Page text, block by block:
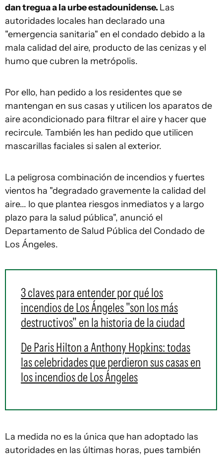
dan tregua a la urbe estadounidense. Las
autoridades locales han declarado una
"emergencia sanitaria" en el condado debido a la
mala calidad del aire, producto de las cenizas y el
humo que cubren la metrópolis.
Por ello, han pedido a los residentes que se
mantengan en sus casas y utilicen los aparatos de
aire acondicionado para filtrar el aire y hacer que
recircule. También les han pedido que utilicen
mascarillas faciales si salen al exterior.
La peligrosa combinación de incendios y fuertes
vientos ha "degradado gravemente la calidad del
aire... lo que plantea riesgos inmediatos y a largo
plazo para la salud pública", anunció el
Departamento de Salud Pública del Condado de
Los Ángeles.
3 claves para entender por qué los
incendios de Los Ángeles "son los más
destructivos" en la historia de la ciudad
De Paris Hilton a Anthony Hopkins: todas
las celebridades que perdieron sus casas en
los incendios de Los Ángeles
La medida no es la única que han adoptado las
autoridades en las últimas horas, pues también